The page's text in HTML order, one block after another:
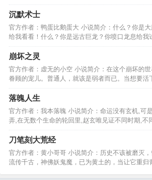
威震四方，受万人敬仰。…
沉默术士
官方作者：鸭蛋比鹅蛋大 小说简介：什么？你是
给我看看！什么？你是远古巨龙？你喷口龙息给我
着偷着就无敌的故事！…
崩坏之灵
官方作者：虚无的小空 小说简介：在这个崩坏的
眷顾的宠儿。普通人，就该是弱者而已。当想要活
去，又要怎样活下去呢?…
落魄人生
官方作者：我本落魄 小说简介：命运没有玄机,可
弄,在无数个生命的轮回里,赵玄唯见证不同时期,不
感受时间带来的冲击.…
刀笔刻大荒经
官方作者：黄小哥哥 小说简介：历史不该被磨灭
流传千古，神佛妖鬼魔，已为黄土的，当让它重归